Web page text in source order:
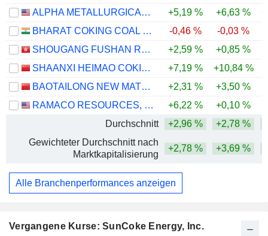
ALPHA METALLURGICAL RESOURCES, INC.
+5,19 % +6,63 %
BHARAT COKING COAL LIMITED
-0,46 %
-0,03 %
SHOUGANG FUSHAN RESOURCES GROUP LIMITED
+2,59 % +0,85 %
SHAANXI HEIMAO COKING CO., LTD.
+7,19 % +10,84 %
BAOTAILONG NEW MATERIALS CO., LTD.
+2,31 % +3,50 %
RAMACO RESOURCES, INC.
+6,22 % +0,10 %
Durchschnitt
+2,96 % +2,78 %
Gewichteter Durchschnitt nach
Marktkapitalisierung
+2,78 % +3,69 %
Alle Branchenperformances anzeigen
Vergangene Kurse: SunCoke Energy, Inc.